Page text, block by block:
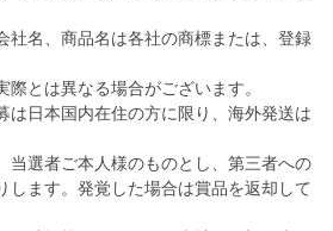
社名、商品名は各社の商標または、登録
とは異なる場合がございます。
日本国内在住の方に限り、海外発送は
当選者ご本人様のものとし、第三者への
します。発覚した場合は賞品を返却して